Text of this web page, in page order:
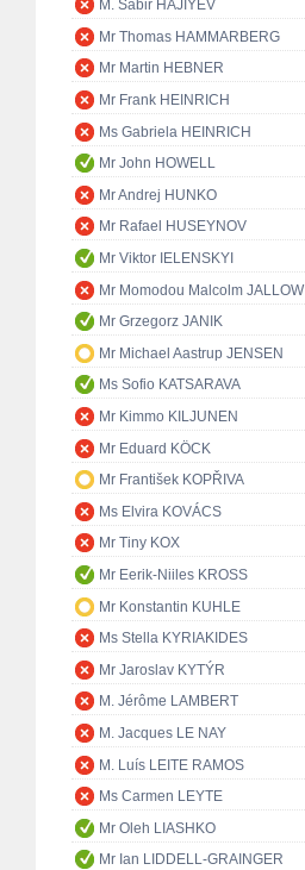
M. Sabir HAJIYEV
Mr Thomas HAMMARBERG
Mr Martin HEBNER
Mr Frank HEINRICH
Ms Gabriela HEINRICH
Mr John HOWELL
Mr Andrej HUNKO
Mr Rafael HUSEYNOV
Mr Viktor IELENSKYI
Mr Momodou Malcolm JALLOW
Mr Grzegorz JANIK
Mr Michael Aastrup JENSEN
Ms Sofio KATSARAVA
Mr Kimmo KILJUNEN
Mr Eduard KÖCK
Mr František KOPŘIVA
Ms Elvira KOVÁCS
Mr Tiny KOX
Mr Eerik-Niiles KROSS
Mr Konstantin KUHLE
Ms Stella KYRIAKIDES
Mr Jaroslav KYTÝR
M. Jérôme LAMBERT
M. Jacques LE NAY
M. Luís LEITE RAMOS
Ms Carmen LEYTE
Mr Oleh LIASHKO
Mr Ian LIDDELL-GRAINGER